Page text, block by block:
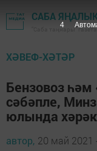
САБА
"Саба таңнары"
ХӘВЕФ-ХӘТӘР
Бензовоз
сәбәпле,
юлында
автор, 20 май 2021
3